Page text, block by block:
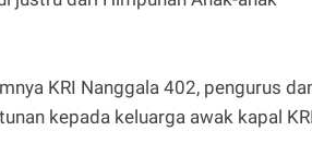
KRI Nanggala 402, pengurus
kepada keluarga awak kapal